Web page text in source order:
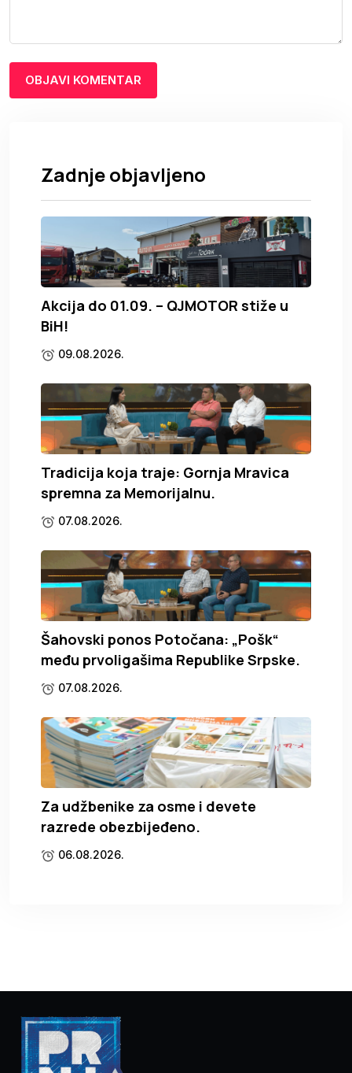
Zadnje objavljeno
Akcija do 01.09. – QJMOTOR stiže u
BiH!
09.08.2026.
Tradicija koja traje: Gornja Mravica
spremna za Memorijalnu.
07.08.2026.
Šahovski ponos Potočana: „Pošk“
među prvoligašima Republike Srpske.
07.08.2026.
Za udžbenike za osme i devete
razrede obezbijeđeno.
06.08.2026.